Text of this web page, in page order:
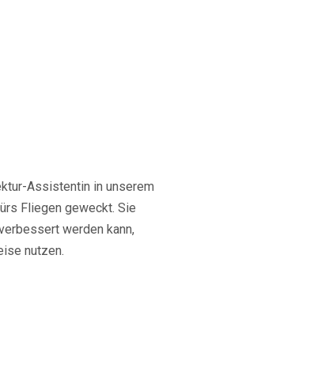
Assistentin in unserem
Fliegen geweckt. Sie
werden kann,
nutzen.